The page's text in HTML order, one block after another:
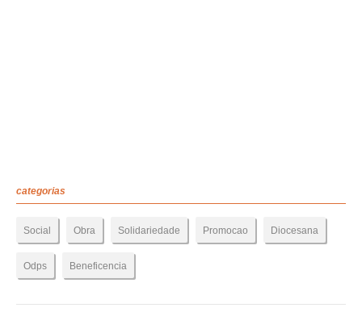
categorias
Social Obra Solidariedade Promocao Diocesana
Odps Beneficencia